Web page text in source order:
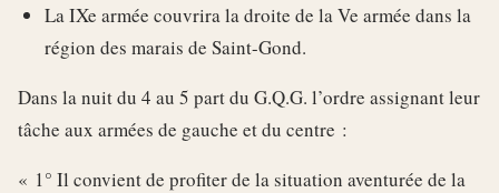
La IXe armée couvrira la droite de la Ve armée dans la
région des marais de Saint-Gond.
Dans la nuit du 4 au 5 part du G.Q.G. l’ordre assignant leur
tâche aux armées de gauche et du centre :
« 1° Il convient de profiter de la situation aventurée de la